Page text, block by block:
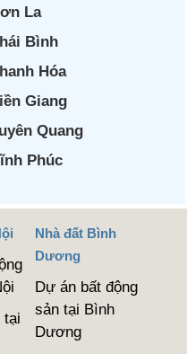
La
Bình
Hóa
Giang
Quang
Phúc
tại
Nhà đất Bình
Dương
Dự án bất động
sản tại Bình
Dương